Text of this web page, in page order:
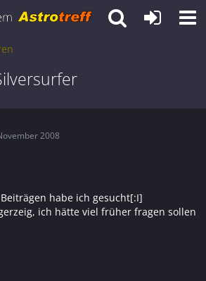
2008
habe ich gesucht[:I]
ich hätte viel früher fragen sollen